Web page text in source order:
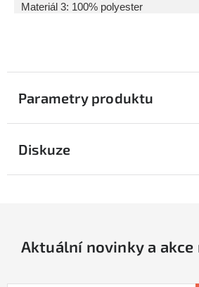
Materiál 3: 100% polyester
Parametry produktu
Diskuze
Aktuální novinky a akce